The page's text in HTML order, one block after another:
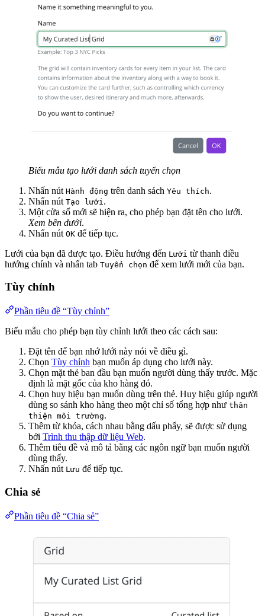
Biểu mẫu tạo lưới danh sách tuyển chọn
Nhấn nút Hành động trên danh sách Yêu thích.
Nhấn nút Tạo lưới .
Một cửa sổ mới sẽ hiện ra, cho phép bạn đặt tên cho lưới.
Xem bên dưới.
Nhấn nút OK để tiếp tục.
Lưới của bạn đã được tạo. Điều hướng đến Lưới từ thanh điều
hướng chính và nhấn tab Tuyển chọn để xem lưới mới của bạn.
Tùy chỉnh
Phần tiêu đề “Tùy chỉnh”
Biểu mẫu cho phép bạn tùy chỉnh lưới theo các cách sau:
Đặt tên để bạn nhớ lưới này nói về điều gì.
Chọn Tùy chỉnh bạn muốn áp dụng cho lưới này.
Chọn mặt thẻ ban đầu bạn muốn người dùng thấy trước. Mặc
định là mặt gốc của kho hàng đó.
Chọn huy hiệu bạn muốn dùng trên thẻ. Huy hiệu giúp người
dùng so sánh kho hàng theo một chỉ số tổng hợp như thân
thiện môi trường.
Thêm từ khóa, cách nhau bằng dấu phẩy, sẽ được sử dụng
bởi Trình thu thập dữ liệu Web.
Thêm tiêu đề và mô tả bằng các ngôn ngữ bạn muốn người
dùng thấy.
Nhấn nút Lưu để tiếp tục.
Chia sẻ
Phần tiêu đề “Chia sẻ”